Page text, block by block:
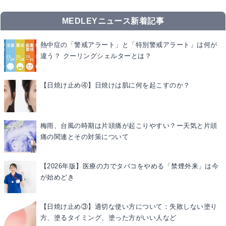
MEDLEYニュース新着記事
熱中症の「警戒アラート」と「特別警戒アラート」は何が
違う？ クーリングシェルターとは？
【日焼け止め④】日焼けは肌に何を起こすのか？
梅雨、台風の時期は片頭痛が起こりやすい？ー天気と片頭
痛の関連とその対策について
【2026年版】医療の力でタバコをやめる「禁煙外来」は今
が始めどき
【日焼け止め③】適切な使い方について：失敗しない塗り
方、塗るタイミング、塗った方がいい人など